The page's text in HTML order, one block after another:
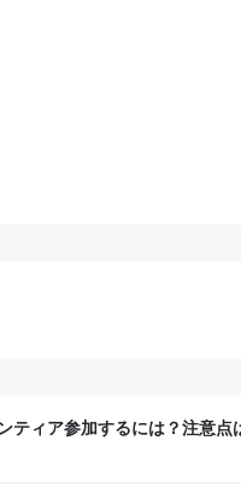
ティア参加するには？注意点